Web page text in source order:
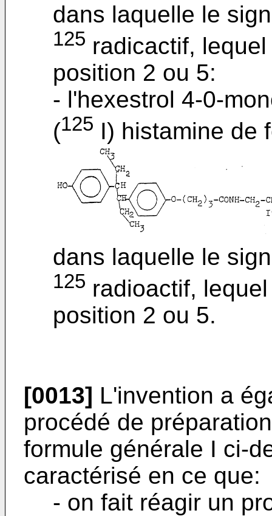
dans laquelle le
125 radicactif,
position 2 ou 5:
- l'hexestrol 4-0-
(125 I) histamine de
dans laquelle le
125 radioactif,
position 2 ou 5.
[0013] L'invention a
procédé de
formule générale I ci-
caractérisé en ce que:
- on fait réagir un